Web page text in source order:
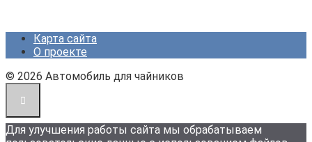
Карта сайта
О проекте
© 2026 Автомобиль для чайников
Для улучшения работы сайта мы обрабатываем